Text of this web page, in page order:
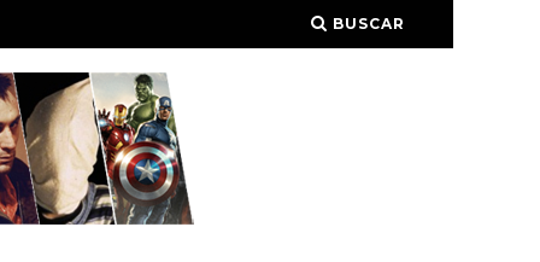
BUSCAR